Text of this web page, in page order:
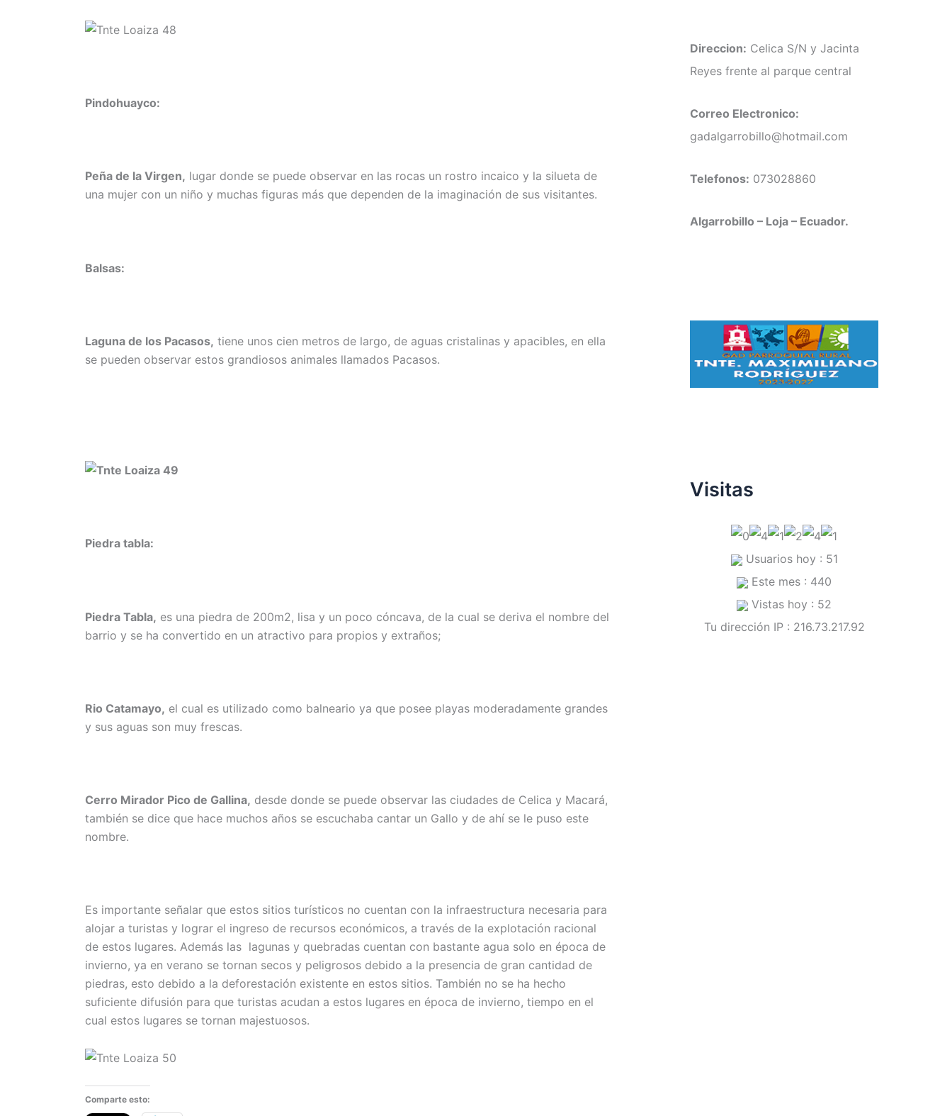
Pindohuayco:
Peña de la Virgen, lugar donde se puede observar en las rocas un rostro incaico y la silueta de
una mujer con un niño y muchas figuras más que dependen de la imaginación de sus visitantes.
Balsas:
Laguna de los Pacasos, tiene unos cien metros de largo, de aguas cristalinas y apacibles, en ella
se pueden observar estos grandiosos animales llamados Pacasos.
Piedra tabla:
Piedra Tabla, es una piedra de 200m2, lisa y un poco cóncava, de la cual se deriva el nombre del
barrio y se ha convertido en un atractivo para propios y extraños;
Rio Catamayo, el cual es utilizado como balneario ya que posee playas moderadamente grandes
y sus aguas son muy frescas.
Cerro Mirador Pico de Gallina, desde donde se puede observar las ciudades de Celica y Macará,
también se dice que hace muchos años se escuchaba cantar un Gallo y de ahí se le puso este
nombre.
Es importante señalar que estos sitios turísticos no cuentan con la infraestructura necesaria para
alojar a turistas y lograr el ingreso de recursos económicos, a través de la explotación racional
de estos lugares. Además las lagunas y quebradas cuentan con bastante agua solo en época de
invierno, ya en verano se tornan secos y peligrosos debido a la presencia de gran cantidad de
piedras, esto debido a la deforestación existente en estos sitios. También no se ha hecho
suficiente difusión para que turistas acudan a estos lugares en época de invierno, tiempo en el
cual estos lugares se tornan majestuosos.
Comparte esto:
Direccion: Celica S/N y Jacinta
Reyes frente al parque central
Correo Electronico:
gadalgarrobillo@hotmail.com
Telefonos: 073028860
Algarrobillo – Loja – Ecuador.
Visitas
Usuarios hoy : 51
Este mes : 440
Vistas hoy : 52
Tu dirección IP : 216.73.217.92